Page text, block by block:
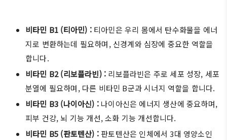
비타민 B1 (티아민) :티아민은 우리 몸에서 탄수화물을 에너
지로 변환하는데 필요하며, 신경계와 심장에 중요한 역할을
합니다.
비타민 B2 (리보플라빈) : 리보플라빈은 주로 세포 성장, 세포
분열에 필요하며, 다른 비타민 B군과 시너지 역할을 합니다.
비타민 B3 (나이아신) : 나이아신은 에너지 생산에 중요하며,
피부 건강, 뇌 기능 개선, 소화 기능 개선합니다.
비타민 B5 (판토텐산) : 판토텐산은 인체에서 3대 영양소인